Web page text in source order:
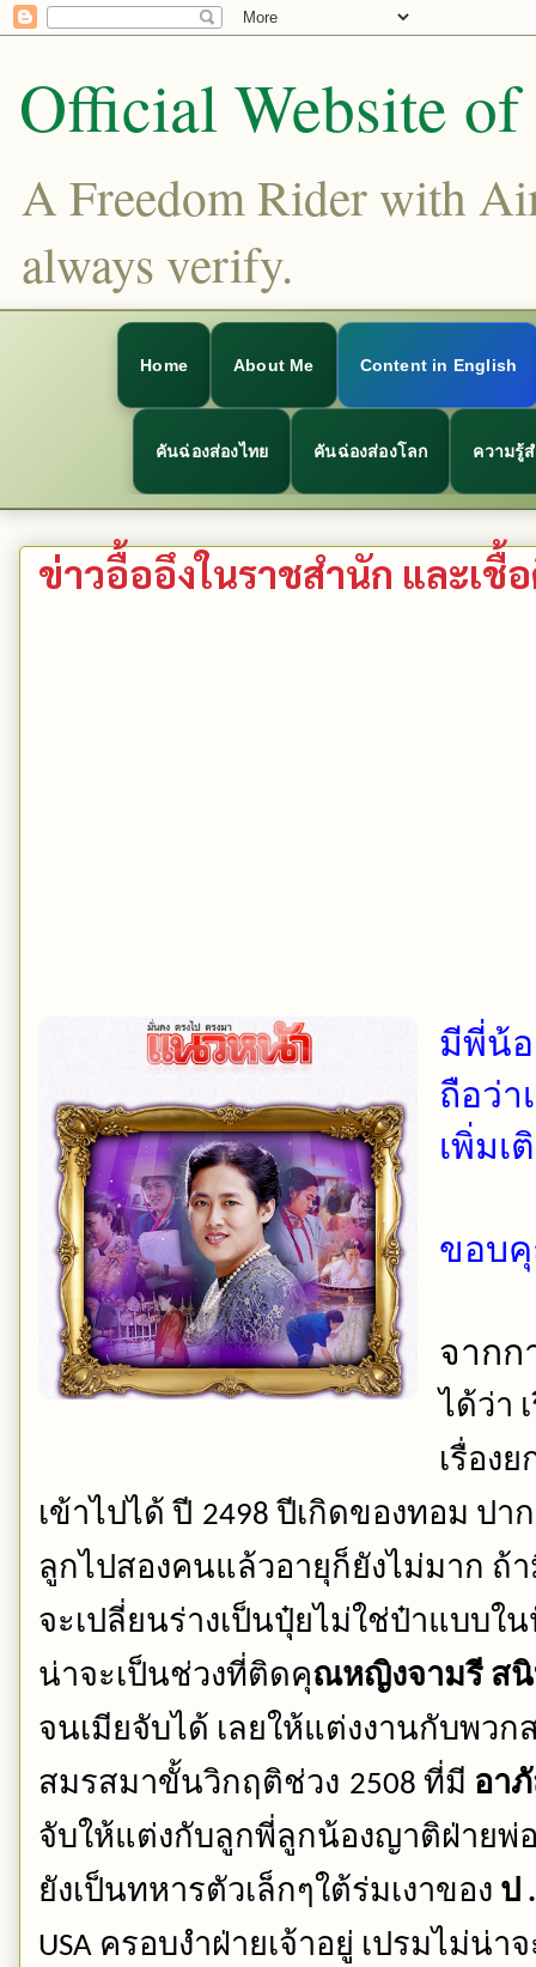
Official Website
A Freedom Rider with
always verify.
Home About Me Content in English
คันฉ่องส่องไทย คันฉ่องส่องโลก ความรู้
ข่าวอื้ออึงในราชสำนัก และเชื้
มีพี่น้อ
ถือว่า
เพิ่มเ
ขอบ
จากก
ได้ว่า
เรื่อง
เข้าไปได้ ปี 2498 ปีเกิดของทอม ปา
ลูกไปสองคนแล้วอายุก็ยังไม่มาก ถ้า
จะเปลี่ยนร่างเป็นปุ๋ยไม่ใช่ป๋าแบบใ
น่าจะเป็นช่วงที่ติดคุณหญิงจามรี ส
จนเมียจับได้ เลยให้แต่งงานกับพว
สมรสมาขั้นวิกฤติช่วง 2508 ที่มี อา
จับให้แต่งกับลูกพี่ลูกน้องญาติฝ่ายพ่
ยังเป็นทหารตัวเล็กๆใต้ร่มเงาของ ป .
USA ครอบงำฝ่ายเจ้าอยู่ เปรมไม่น่า